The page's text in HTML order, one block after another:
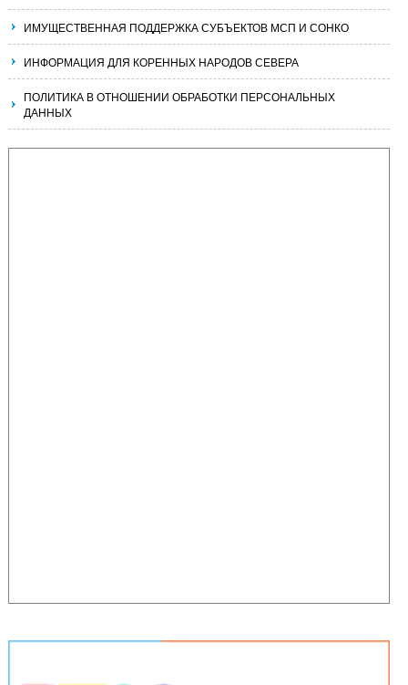
ИМУЩЕСТВЕННАЯ ПОДДЕРЖКА СУБЪЕКТОВ МСП И СОНКО
ИНФОРМАЦИЯ ДЛЯ КОРЕННЫХ НАРОДОВ СЕВЕРА
ПОЛИТИКА В ОТНОШЕНИИ ОБРАБОТКИ ПЕРСОНАЛЬНЫХ
ДАННЫХ